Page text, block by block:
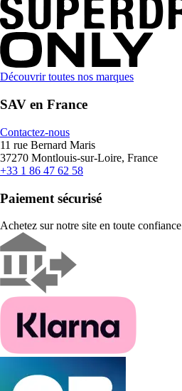
Découvrir toutes nos marques
SAV en France
Contactez-nous
11 rue Bernard Maris
37270 Montlouis-sur-Loire, France
+33 1 86 47 62 58
Paiement sécurisé
Achetez sur notre site en toute confiance